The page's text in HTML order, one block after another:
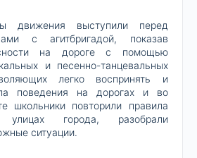
движения выступили перед
с агитбригадой, показав
на дороге с помощью
и песенно-танцевальных
легко воспринять и
поведения на дорогах и во
школьники повторили правила
города, разобрали
ситуации.